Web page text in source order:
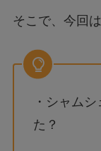
そこで、今回は
・シャム
た？